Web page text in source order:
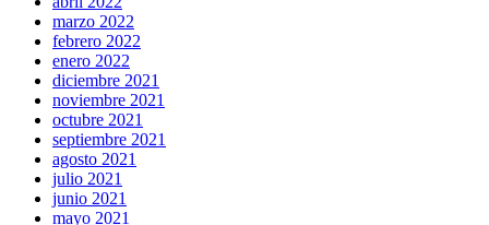
marzo 2022
febrero 2022
enero 2022
diciembre 2021
noviembre 2021
octubre 2021
septiembre 2021
agosto 2021
julio 2021
junio 2021
mayo 2021